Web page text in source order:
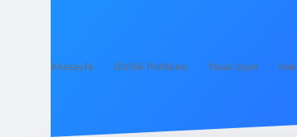
Anasayfa Gizlilik Politikası Yasal Uyarı